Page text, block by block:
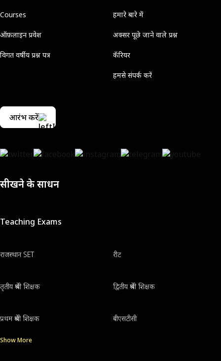
Courses
ऑफ़लाइन प्रवेश
विगत वर्षीय प्रश्न पत्र
हमारे बारे में
अक्सर पूछे जाने वाले प्रश्न
कॅरियर
हमसे संपर्क करें
आरंभ करें
सीखने के साधन
Teaching Exams
राजस्थान SET रीट
तृतीय श्रेणी शिक्षक द्वितीय श्रेणी शिक्षक
प्रथम श्रेणी शिक्षक बीएसटीसी
Show More